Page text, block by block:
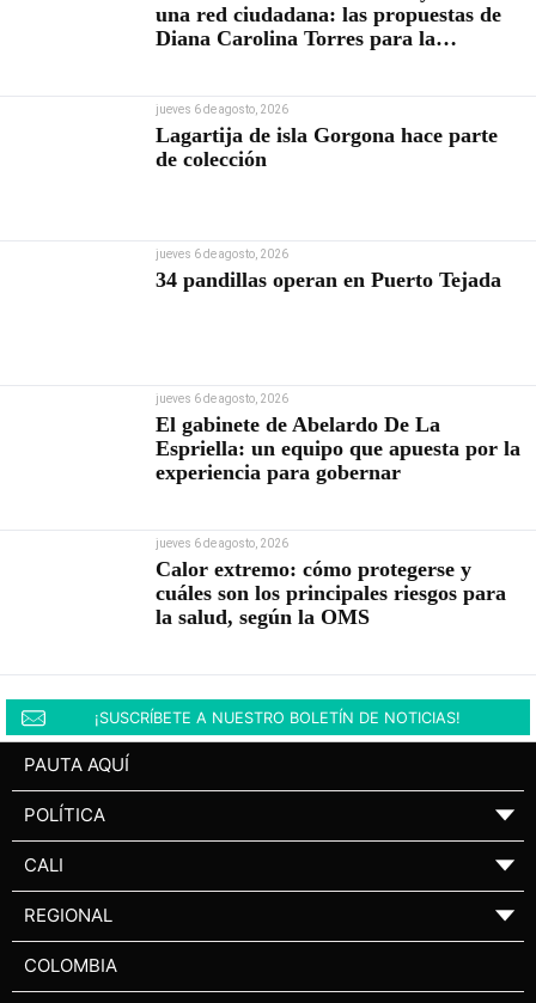
una red ciudadana: las propuestas de
Diana Carolina Torres para la
jueves 6 de agosto, 2026
Lagartija de isla Gorgona hace parte
de colección
jueves 6 de agosto, 2026
34 pandillas operan en Puerto Tejada
jueves 6 de agosto, 2026
El gabinete de Abelardo De La
Espriella: un equipo que apuesta por la
experiencia para gobernar
jueves 6 de agosto, 2026
Calor extremo: cómo protegerse y
cuáles son los principales riesgos para
la salud, según la OMS
¡SUSCRÍBETE A NUESTRO BOLETÍN DE NOTICIAS!
PAUTA AQUÍ
POLÍTICA ▼
CALI ▼
REGIONAL ▼
COLOMBIA